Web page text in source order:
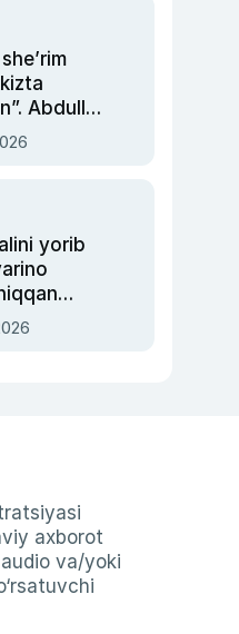
Abdulla
yorib
axborot
va/yoki